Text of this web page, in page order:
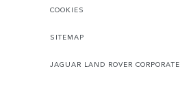
COOKIES
SITEMAP
JAGUAR LAND ROVER CORPORATE